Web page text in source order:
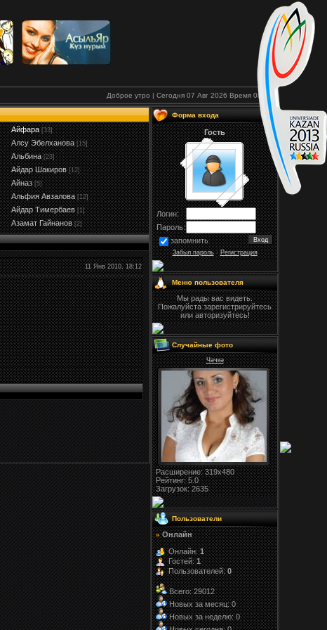
Доброе утро | Сегодня 07 Авг 2026 Время 08:21
Айфара [33]
Алсу Эбелханова [15]
Альбина [23]
Айдар Шакиров [12]
Айназ [5]
Альфия Авзалова [12]
Айдар Тимербаев [1]
Азамат Гайнанов [2]
11 Янв 2010, 18:12
Форма входа
Гость
Логин:
Пароль:
запомнить
Забыл пароль·Регистрация
Меню пользователя
Мы рады вас видеть.
Пожалуйста зарегистрируйтесь
или авторизуйтесь!
Случайные фото
Чәчкә
Расширение: 319x480
Рейтинг:5.0
Загрузок: 2635
Пользователи
» Онлайн
Онлайн:1
Гостей:1
Пользователей:0
Всего: 29012
Новых за месяц: 0
Новых за неделю: 0